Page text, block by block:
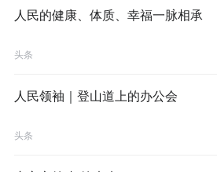
人民的健康、体质、幸福一脉相承
头条
人民领袖｜登山道上的办公会
头条